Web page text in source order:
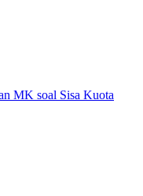
MK soal Sisa Kuota